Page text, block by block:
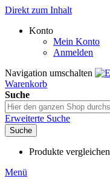
Direkt zum Inhalt
Konto
Mein Konto
Anmelden
Navigation umschalten
Warenkorb
Suche
Erweiterte Suche
Suche
Produkte vergleichen
Menü